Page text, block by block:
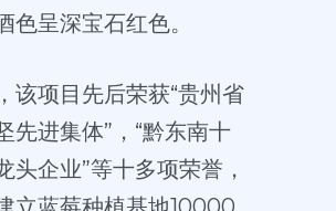
色呈深宝石红色。
该项目先后荣获“贵州省
先进集体”，“黔东南十
头企业”等十多项荣誉，